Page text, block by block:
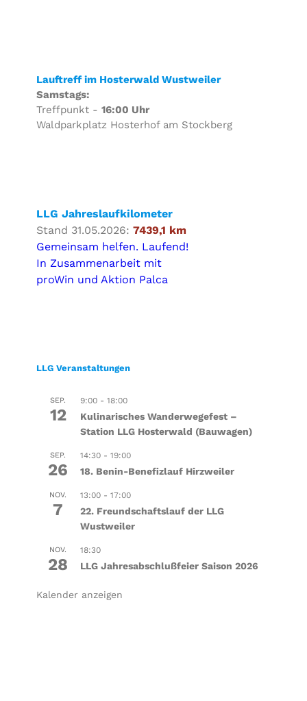
Lauftreff im Hosterwald Wustweiler
Samstags:
Treffpunkt - 16:00 Uhr
Waldparkplatz Hosterhof am Stockberg
LLG Jahreslaufkilometer
Stand 31.05.2026: 7439,1 km
Gemeinsam helfen. Laufend!
In Zusammenarbeit mit
proWin und Aktion Palca
LLG Veranstaltungen
SEP.
12
9:00- 18:00
Kulinarisches Wanderwegefest –
Station LLG Hosterwald (Bauwagen)
SEP.
26
14:30- 19:00
18. Benin-Benefizlauf Hirzweiler
NOV.
7
13:00- 17:00
22. Freundschaftslauf der LLG
Wustweiler
NOV.
28
18:30
LLG Jahresabschlußfeier Saison 2026
Kalender anzeigen